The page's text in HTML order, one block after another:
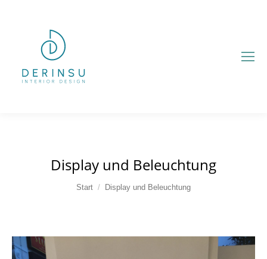
Display und Beleuchtung
Sie befinden sich hier:
Start Display und Beleuchtung